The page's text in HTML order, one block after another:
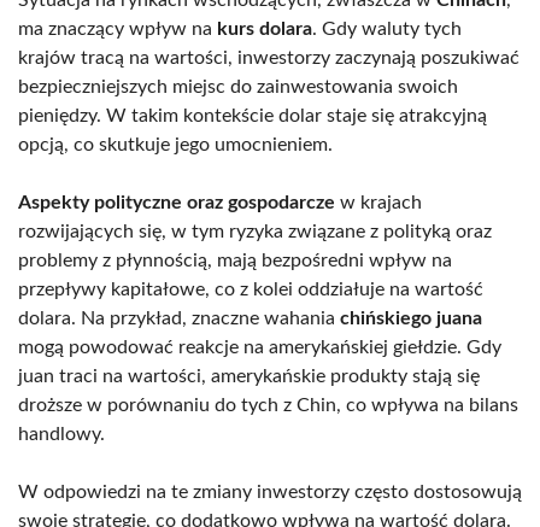
ma znaczący wpływ na kurs dolara. Gdy waluty tych
krajów tracą na wartości, inwestorzy zaczynają poszukiwać
bezpieczniejszych miejsc do zainwestowania swoich
pieniędzy. W takim kontekście dolar staje się atrakcyjną
opcją, co skutkuje jego umocnieniem.
Aspekty polityczne oraz gospodarcze w krajach
rozwijających się, w tym ryzyka związane z polityką oraz
problemy z płynnością, mają bezpośredni wpływ na
przepływy kapitałowe, co z kolei oddziałuje na wartość
dolara. Na przykład, znaczne wahania chińskiego juana
mogą powodować reakcje na amerykańskiej giełdzie. Gdy
juan traci na wartości, amerykańskie produkty stają się
droższe w porównaniu do tych z Chin, co wpływa na bilans
handlowy.
W odpowiedzi na te zmiany inwestorzy często dostosowują
swoje strategie, co dodatkowo wpływa na wartość dolara.